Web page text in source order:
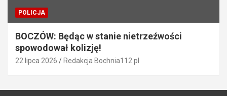
POLICJA
BOCZÓW: Będąc w stanie nietrzeźwości
spowodował kolizję!
22 lipca 2026 Redakcja Bochnia112.pl